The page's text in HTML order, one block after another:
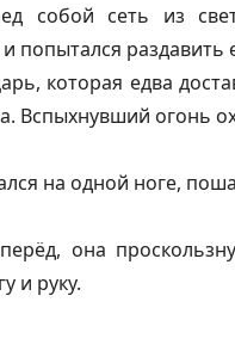
собой сеть из
попытался раздавить
которая едва
Вспыхнувший огонь
на одной ноге,
она
и руку.